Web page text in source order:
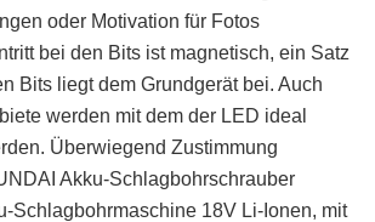
oder Motivation für Fotos
bei den Bits ist magnetisch, ein Satz
Bits liegt dem Grundgerät bei. Auch
werden mit dem der LED ideal
Überwiegend Zustimmung
Akku-Schlagbohrschrauber
Schlagbohrmaschine 18V Li-Ionen, mit